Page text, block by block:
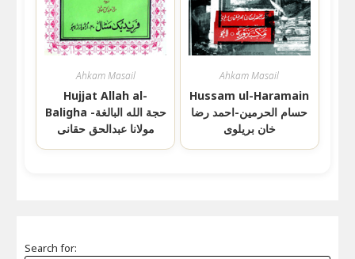
Ahkam Masail
Hujjat Allah al-
Baligha حجة الله البالغة-
مولانا عبدالحق حقانی
Ahkam Masail
Hussam ul-Haramain
حسام الحرمين-احمد رضا
خان بریلوی
Search for: